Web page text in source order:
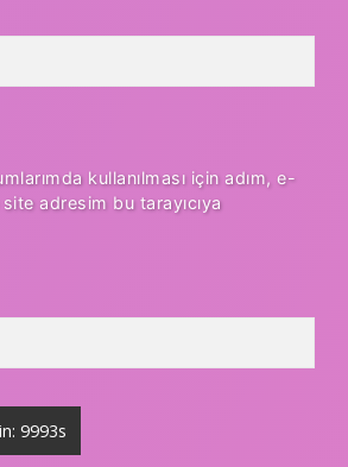
kullanılması için adım, e-
adresim bu tarayıcıya